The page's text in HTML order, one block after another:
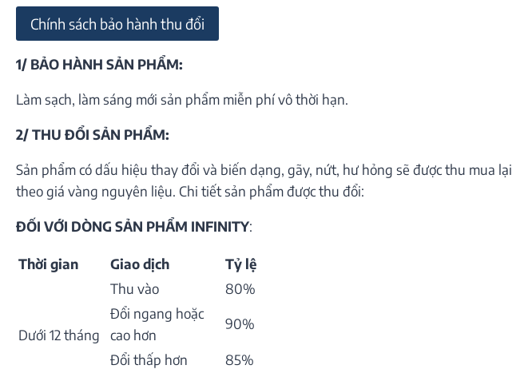
Chính sách bảo hành thu đổi
1/ BẢO HÀNH SẢN PHẨM:
Làm sạch, làm sáng mới sản phẩm miễn phí vô thời hạn.
2/ THU ĐỔI SẢN PHẨM:
Sản phẩm có dấu hiệu thay đổi và biến dạng, gãy, nứt, hư hỏng sẽ được thu mua lại
theo giá vàng nguyên liệu. Chi tiết sản phẩm được thu đổi:
ĐỐI VỚI DÒNG SẢN PHẨM INFINITY:
Thời gian Giao dịch Tỷ lệ
Dưới 12 tháng
Thu vào
80%
Đổi ngang hoặc
cao hơn
90%
Đổi thấp hơn 85%